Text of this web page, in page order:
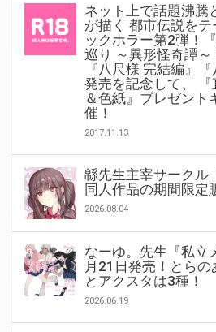
ネット上で話題沸騰
が描く 都市伝説を
ックホラー第2弾！
巡り ～異形怪奇譚～
『八尺様 完結編』
発売を記念して、
＆色紙』プレゼント
催！
2017.11.13
緜先生主宰サークル
同人作品の期間限定
2026.08.04
なーゆ。先生『私立
月21日発売！とら
とアクスタは3種！
2026.06.19